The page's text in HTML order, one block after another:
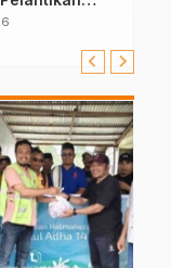
se-Kwarcab